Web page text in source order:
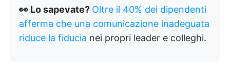
👀 Lo sapevate? Oltre il 40% dei dipendenti
afferma che una comunicazione inadeguata
riduce la fiducia nei propri leader e colleghi.